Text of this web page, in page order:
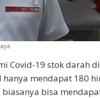
Covid-19 stok darah
hanya mendapat 180
bisa